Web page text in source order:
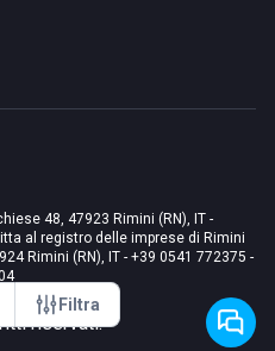
Filtra
48, 47923 Rimini (RN), IT -
al registro delle imprese di Rimini
Rimini (RN), IT - +39 0541 772375 -
riservati.